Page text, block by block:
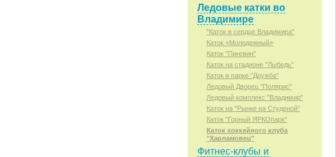
Ледовые катки во
Владимире
"Каток в сердце Владимира"
Каток «Молодежный»
Каток "Пингвин"
Каток на стадионе "Лыбедь"
Каток в парке "Дружба"
Ледовый Дворец "Полярис"
Ледовый комплекс "Владимир"
Каток на "Рынке на Студеной"
Каток "Горный ЯРКОпарк"
Каток хоккейного клуба
"Харламовец"
Фитнес-клубы и